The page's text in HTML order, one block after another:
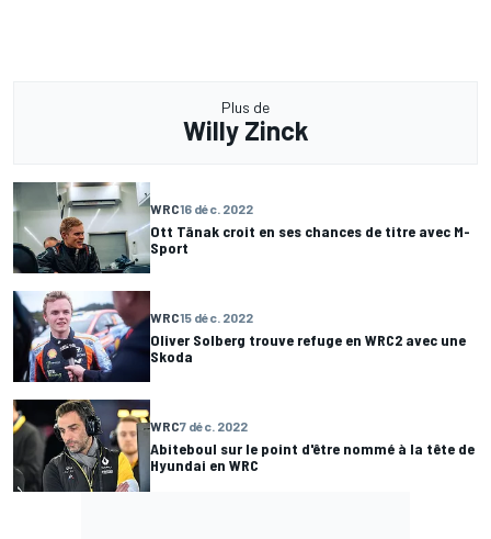
Plus de
Willy Zinck
WRC16 déc. 2022
Ott Tänak croit en ses chances de titre avec M-
Sport
WRC15 déc. 2022
Oliver Solberg trouve refuge en WRC2 avec une
Skoda
WRC7 déc. 2022
Abiteboul sur le point d'être nommé à la tête de
Hyundai en WRC